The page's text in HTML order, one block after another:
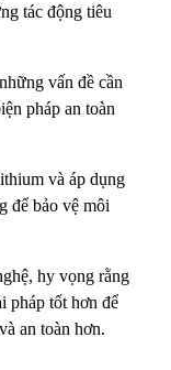
tác động tiêu
vấn đề cần
pháp an toàn
và áp dụng
để bảo vệ môi
hy vọng rằng
pháp tốt hơn để
an toàn hơn.